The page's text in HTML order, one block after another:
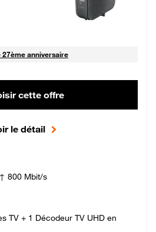
puis 49,99 € par mois, Sans engagement
27ème anniversaire
cette offre
le détail
800 Mbit/s
TV + 1 Décodeur TV UHD en